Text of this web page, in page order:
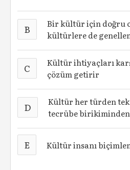
B
Bir kültür için doğru
kültürlere de
C
Kültür ihtiyaçları
çözüm getirir
D
Kültür her türden
tecrübe
E Kültür insanı